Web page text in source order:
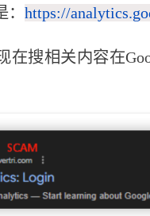
https://
在搜相关内容在